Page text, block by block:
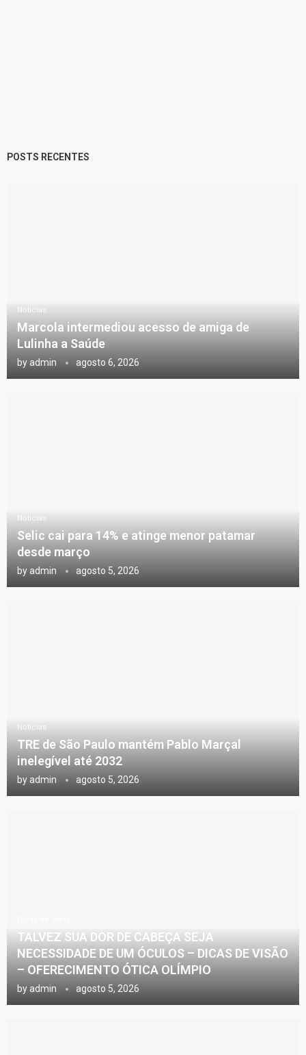
POSTS RECENTES
Notícias
Marcola intermediou acesso de amiga de
Lulinha a Saúde
by admin agosto 6, 2026
Notícias
Selic cai para 14% e atinge menor patamar
desde março
byadmin agosto 5, 2026
Notícias
TRE de São Paulo mantém Pablo Marçal
inelegível até 2032
by admin agosto 5, 2026
TALVEZ SUA DOR DE CABEÇA SEJA
NECESSIDADE DE UM ÓCULOS – DICAS DE VISÃO
– OFERECIMENTO ÓTICA OLÍMPIO
by admin agosto 5, 2026